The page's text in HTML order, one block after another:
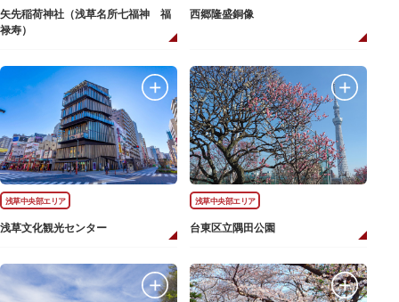
矢先稲荷神社（浅草名所七福神 福
禄寿）
西郷隆盛銅像
浅草中央部エリア
浅草文化観光センター
浅草中央部エリア
台東区立隅田公園